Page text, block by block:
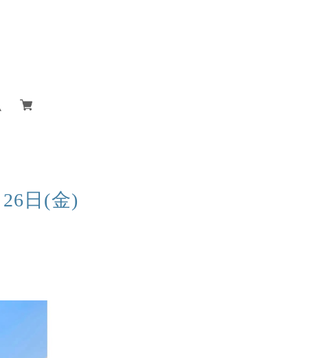
日(金)